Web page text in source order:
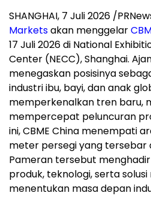
SHANGHAI, 7 Juli 2026 /
Marketsakan menggelar
17 Juli 2026 di National
Center (NECC), Shanghai.
menegaskan posisinya
industri ibu, bayi, dan anak
memperkenalkan tren baru,
mempercepat peluncuran
ini, CBME China menempati
meter persegi yang tersebar
Pameran tersebut
produk, teknologi, serta
menentukan masa depan